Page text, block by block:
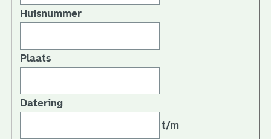
Huisnummer
Plaats
Datering
t/m